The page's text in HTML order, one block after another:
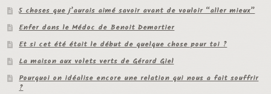
5 choses que j’aurais aimé savoir avant de vouloir “aller mieux”
Enfer dans le Médoc de Benoit Demortier
Et si cet été était le début de quelque chose pour toi ?
La maison aux volets verts de Gérard Giel
Pourquoi on idéalise encore une relation qui nous a fait souffrir
?